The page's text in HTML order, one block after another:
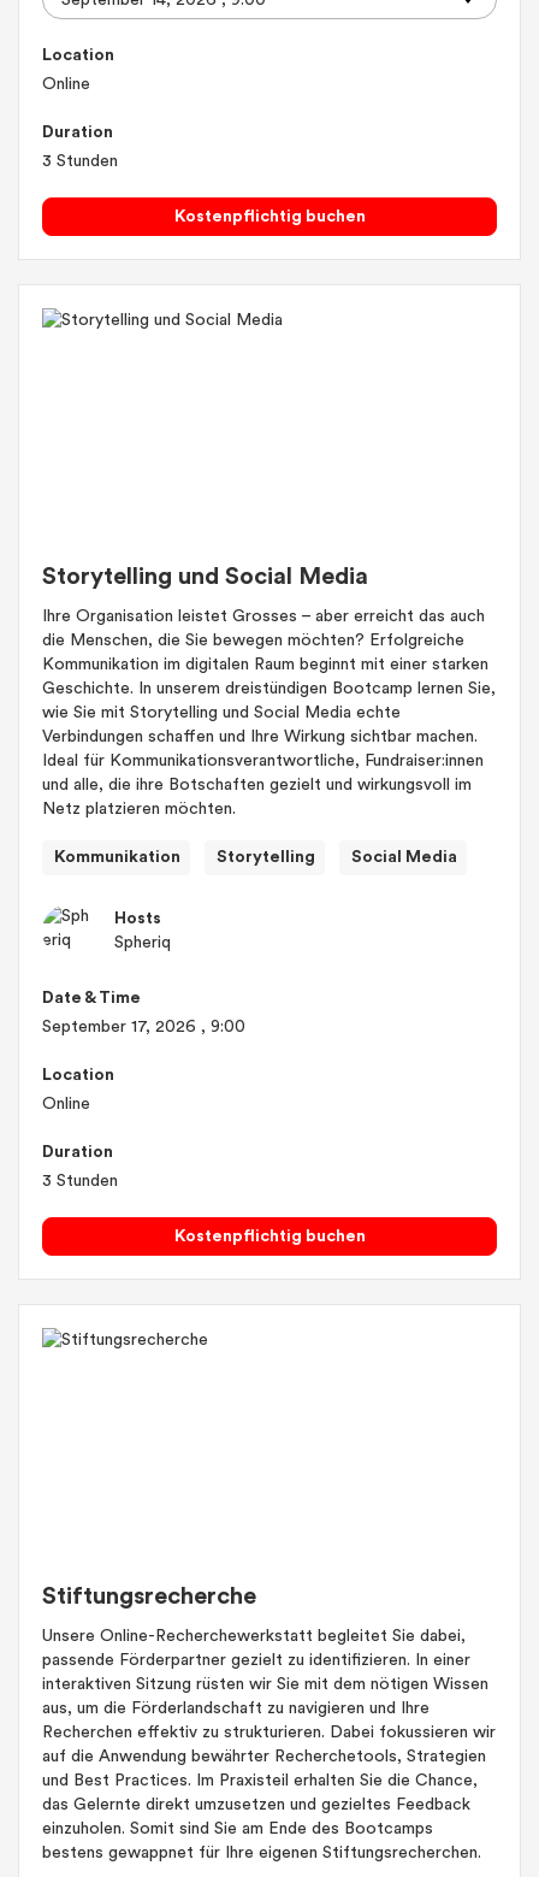
Location
Online
Duration
3 Stunden
Kostenpflichtig buchen
Storytelling und Social Media
Ihre Organisation leistet Grosses – aber erreicht das auch
die Menschen, die Sie bewegen möchten? Erfolgreiche
Kommunikation im digitalen Raum beginnt mit einer starken
Geschichte. In unserem dreistündigen Bootcamp lernen Sie,
wie Sie mit Storytelling und Social Media echte
Verbindungen schaffen und Ihre Wirkung sichtbar machen.
Ideal für Kommunikationsverantwortliche, Fundraiser:innen
und alle, die ihre Botschaften gezielt und wirkungsvoll im
Netz platzieren möchten.
Kommunikation Storytelling Social Media
Hosts
Spheriq
Date & Time
September 17, 2026 , 9:00
Location
Online
Duration
3 Stunden
Kostenpflichtig buchen
Stiftungsrecherche
Unsere Online-Recherchewerkstatt begleitet Sie dabei,
passende Förderpartner gezielt zu identifizieren. In einer
interaktiven Sitzung rüsten wir Sie mit dem nötigen Wissen
aus, um die Förderlandschaft zu navigieren und Ihre
Recherchen effektiv zu strukturieren. Dabei fokussieren wir
auf die Anwendung bewährter Recherchetools, Strategien
und Best Practices. Im Praxisteil erhalten Sie die Chance,
das Gelernte direkt umzusetzen und gezieltes Feedback
einzuholen. Somit sind Sie am Ende des Bootcamps
bestens gewappnet für Ihre eigenen Stiftungsrecherchen.